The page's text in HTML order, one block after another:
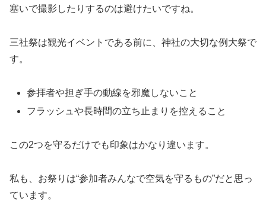
塞いで撮影したりするのは避けたいですね。
三社祭は観光イベントである前に、神社の大切な例大祭で
す。
参拝者や担ぎ手の動線を邪魔しないこと
フラッシュや長時間の立ち止まりを控えること
この2つを守るだけでも印象はかなり違います。
私も、お祭りは“参加者みんなで空気を守るもの”だと思っ
ています。